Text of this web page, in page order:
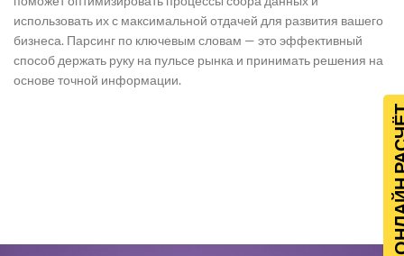
использовать их с максимальной отдачей для развития вашего
бизнеса. Парсинг по ключевым словам — это эффективный
способ держать руку на пульсе рынка и принимать решения на
основе точной информации.